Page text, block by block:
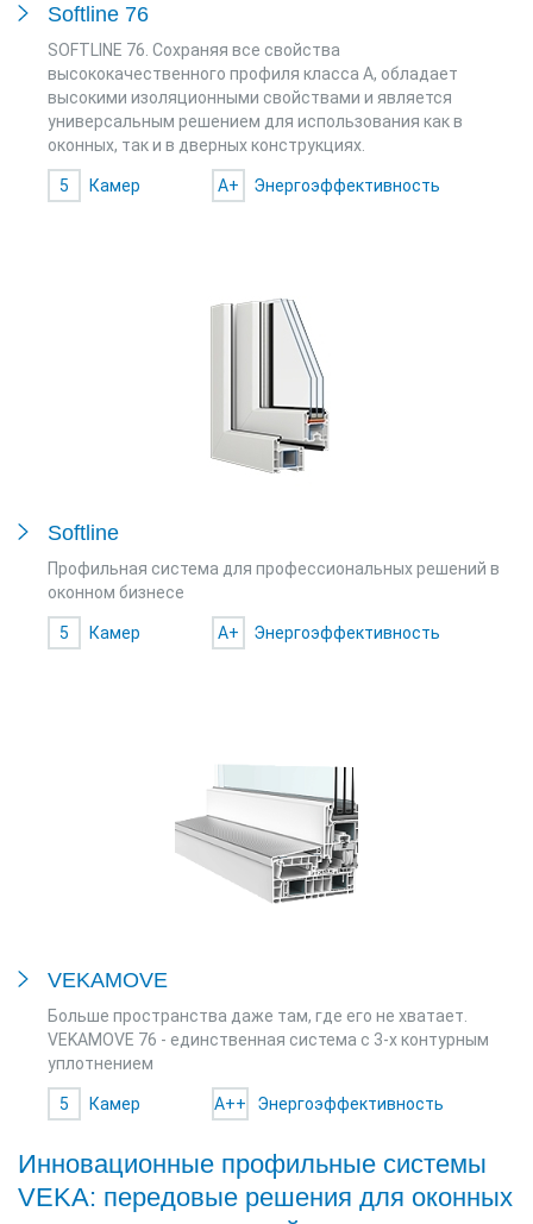
Softline 76
SOFTLINE 76. Сохраняя все свойства
высококачественного профиля класса А, обладает
высокими изоляционными свойствами и является
универсальным решением для использования как в
оконных, так и в дверных конструкциях.
5 Камер A+ Энергоэффективность
Softline
Профильная система для профессиональных решений в
оконном бизнесе
5 Камер A+ Энергоэффективность
VEKAMOVE
Больше пространства даже там, где его не хватает.
VEKAMOVE 76 - единственная система с 3-х контурным
уплотнением
5 Камер A++ Энергоэффективность
Инновационные профильные системы
VEKA: передовые решения для оконных